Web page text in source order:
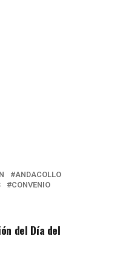
ANDACOLLO
CONVENIO
del Día del